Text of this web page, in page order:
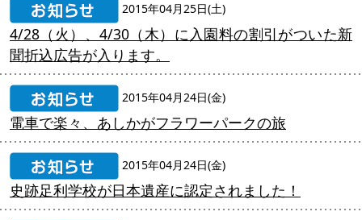
2015年04月25日(土)
4/28（火）、4/30（木）に入園料の割引がついた新
聞折込広告が入ります。
2015年04月24日(金)
電車で楽々、あしかがフラワーパークの旅
2015年04月24日(金)
史跡足利学校が日本遺産に認定されました！